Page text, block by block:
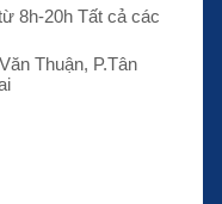
8h-20h Tất cả các
Thuận, P.Tân